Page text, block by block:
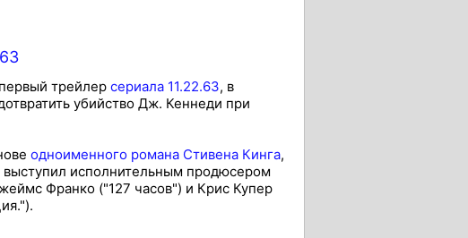
трейлер сериала 11.22.63, в
убийство Дж. Кеннеди при
одноименного романа Стивена Кинга,
исполнительным продюсером
Франко ("127 часов") и Крис Купер